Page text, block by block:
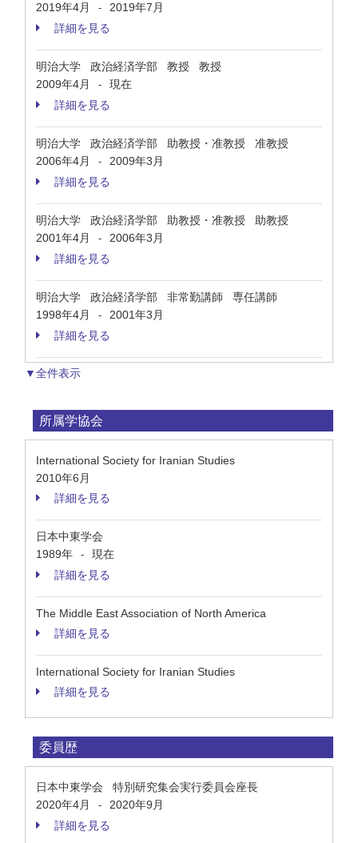
2019年4月
-
2019年7月
詳細を見る
明治大学 政治経済学部 教授 教授
2009年4月
-
現在
詳細を見る
明治大学 政治経済学部 助教授・准教授 准教授
2006年4月
-
2009年3月
詳細を見る
明治大学 政治経済学部 助教授・准教授 助教授
2001年4月
-
2006年3月
詳細を見る
明治大学 政治経済学部 非常勤講師 専任講師
1998年4月
-
2001年3月
詳細を見る
▼全件表示
所属学協会
International Society for Iranian Studies
2010年6月
詳細を見る
日本中東学会
1989年
-
現在
詳細を見る
The Middle East Association of North America
詳細を見る
International Society for Iranian Studies
詳細を見る
委員歴
日本中東学会 特別研究集会実行委員会座長
2020年4月
-
2020年9月
詳細を見る